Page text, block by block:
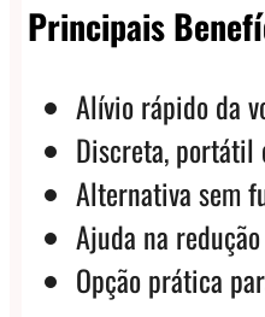
Principais
Alívio rápido da
Discreta, portátil
Alternativa sem
Ajuda na
Opção prática